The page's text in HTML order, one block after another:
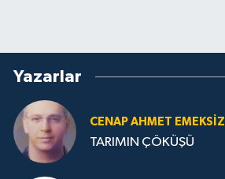
Yazarlar
CENAP AHMET EMEKSİZ
TARIMIN ÇÖKÜŞÜ